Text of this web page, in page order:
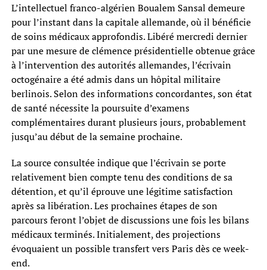
L’intellectuel franco-algérien Boualem Sansal demeure
pour l’instant dans la capitale allemande, où il bénéficie
de soins médicaux approfondis. Libéré mercredi dernier
par une mesure de clémence présidentielle obtenue grâce
à l’intervention des autorités allemandes, l’écrivain
octogénaire a été admis dans un hôpital militaire
berlinois. Selon des informations concordantes, son état
de santé nécessite la poursuite d’examens
complémentaires durant plusieurs jours, probablement
jusqu’au début de la semaine prochaine.
La source consultée indique que l’écrivain se porte
relativement bien compte tenu des conditions de sa
détention, et qu’il éprouve une légitime satisfaction
après sa libération. Les prochaines étapes de son
parcours feront l’objet de discussions une fois les bilans
médicaux terminés. Initialement, des projections
évoquaient un possible transfert vers Paris dès ce week-
end.